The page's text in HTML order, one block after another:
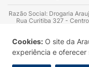
Cookies: O site da
experiência e oferecer
Razão Social: Drogaria
Rua Curitiba 327 -
Azevedo Guimarães – CRF
Consultor substituto:
Sanitário: 2025020713 |